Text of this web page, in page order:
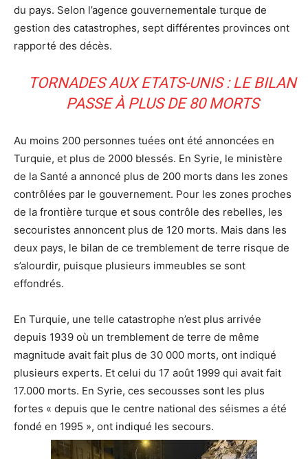
du pays. Selon l’agence gouvernementale turque de
gestion des catastrophes, sept différentes provinces ont
rapporté des décès.
TORNADES AUX ETATS-UNIS : LE BILAN
PASSE À PLUS DE 80 MORTS
Au moins 200 personnes tuées ont été annoncées en
Turquie, et plus de 2000 blessés. En Syrie, le ministère
de la Santé a annoncé plus de 200 morts dans les zones
contrôlées par le gouvernement. Pour les zones proches
de la frontière turque et sous contrôle des rebelles, les
secouristes annoncent plus de 120 morts. Mais dans les
deux pays, le bilan de ce tremblement de terre risque de
s’alourdir, puisque plusieurs immeubles se sont
effondrés.
En Turquie, une telle catastrophe n’est plus arrivée
depuis 1939 où un tremblement de terre de même
magnitude avait fait plus de 30 000 morts, ont indiqué
plusieurs experts. Et celui du 17 août 1999 qui avait fait
17.000 morts. En Syrie, ces secousses sont les plus
fortes « depuis que le centre national des séismes a été
fondé en 1995 », ont indiqué les secours.